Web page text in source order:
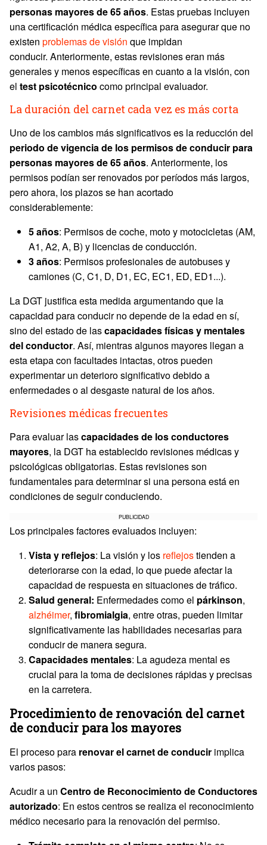
personas mayores de 65 años. Estas pruebas incluyen
una certificación médica específica para asegurar que no
existen problemas de visión que impidan
conducir. Anteriormente, estas revisiones eran más
generales y menos específicas en cuanto a la visión, con
el test psicotécnico como principal evaluador.
La duración del carnet cada vez es más corta
Uno de los cambios más significativos es la reducción del
periodo de vigencia de los permisos de conducir para
personas mayores de 65 años. Anteriormente, los
permisos podían ser renovados por períodos más largos,
pero ahora, los plazos se han acortado
considerablemente:
5 años: Permisos de coche, moto y motocicletas (AM,
A1, A2, A, B) y licencias de conducción.
3 años: Permisos profesionales de autobuses y
camiones (C, C1, D, D1, EC, EC1, ED, ED1...).
La DGT justifica esta medida argumentando que la
capacidad para conducir no depende de la edad en sí,
sino del estado de lascapacidades físicas y mentales
del conductor. Así, mientras algunos mayores llegan a
esta etapa con facultades intactas, otros pueden
experimentar un deterioro significativo debido a
enfermedades o al desgaste natural de los años.
Revisiones médicas frecuentes
Para evaluar lascapacidades de los conductores
mayores, la DGT ha establecido revisiones médicas y
psicológicas obligatorias. Estas revisiones son
fundamentales para determinar si una persona está en
condiciones de seguir conduciendo.
PUBLICIDAD
Los principales factores evaluados incluyen:
Vista y reflejos: La visión y los reflejostienden a
deteriorarse con la edad, lo que puede afectar la
capacidad de respuesta en situaciones de tráfico.
Salud general: Enfermedades como el párkinson,
alzhéimer, fibromialgia, entre otras, pueden limitar
significativamente las habilidades necesarias para
conducir de manera segura.
Capacidades mentales: La agudeza mental es
crucial para la toma de decisiones rápidas y precisas
en la carretera.
Procedimiento de renovación del carnet
de conducir para los mayores
El proceso para renovar el carnet de conducir implica
varios pasos:
Acudir a un Centro de Reconocimiento de Conductores
autorizado: En estos centros se realiza el reconocimiento
médico necesario para la renovación del permiso.